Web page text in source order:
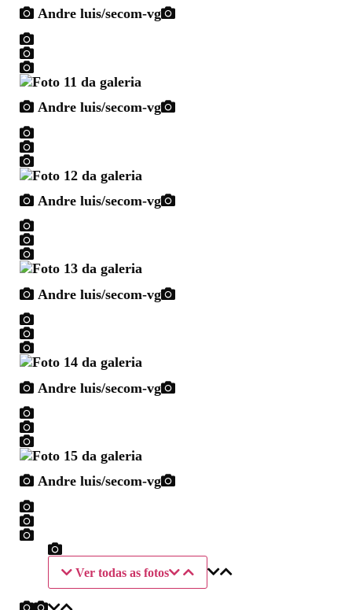
Andre luis/secom-vg
Andre luis/secom-vg
Andre luis/secom-vg
Andre luis/secom-vg
Andre luis/secom-vg
Andre luis/secom-vg
Ver todas as fotos